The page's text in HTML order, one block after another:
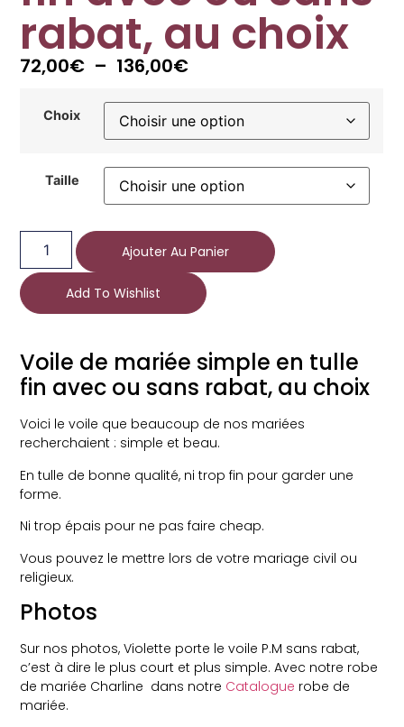
rabat, au choix
72,00€ – 136,00€
Choix
Taille
Ajouter Au Panier
Add To Wishlist
Voile de mariée simple en tulle
fin avec ou sans rabat, au choix
Voici le voile que beaucoup de nos mariées
recherchaient : simple et beau.
En tulle de bonne qualité, ni trop fin pour garder une
forme.
Ni trop épais pour ne pas faire cheap.
Vous pouvez le mettre lors de votre mariage civil ou
religieux.
Photos
Sur nos photos, Violette porte le voile P.M sans rabat,
c’est à dire le plus court et plus simple. Avec notre robe
de mariée Charline dans notre Catalogue robe de
mariée.